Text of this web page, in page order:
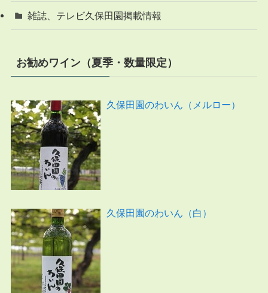
雑誌、テレビ久保田園掲載情報
お勧めワイン（夏季・数量限定）
久保田園のわいん（メルロー）
久保田園のわいん（白）